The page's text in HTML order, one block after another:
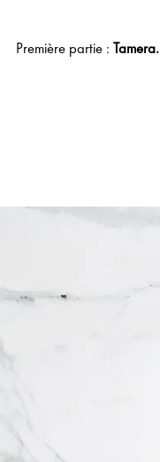
Première partie : Tamera.